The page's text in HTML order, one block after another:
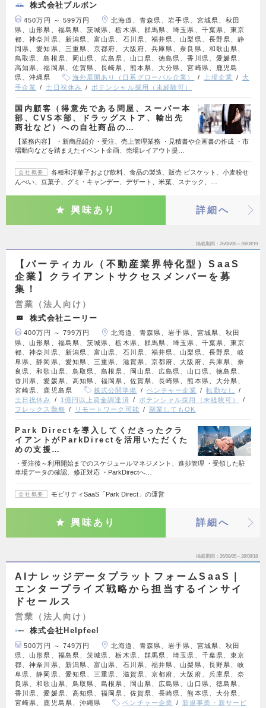
株式会社ブルボン
450万円 ～ 599万円
北海道、青森県、岩手県、宮城県、秋田
県、山形県、福島県、茨城県、栃木県、群馬県、埼玉県、千葉県、東京
都、神奈川県、新潟県、富山県、石川県、福井県、山梨県、長野県、静
岡県、愛知県、三重県、京都府、大阪府、兵庫県、奈良県、和歌山県、
鳥取県、島根県、岡山県、広島県、山口県、徳島県、香川県、愛媛県、
高知県、福岡県、佐賀県、長崎県、熊本県、大分県、宮崎県、鹿児島
県、沖縄県
海外展開あり（日系グローバル企業） 上場企業
大
手企業
土日祝休み ポテンシャル採用（未経験可）
国内顧客（得意先である問屋、スーパー本
部、CVS本部、ドラッグストア、輸出先
商社など）への自社商品の…
【業務内容】 ・新商品紹介・受注、売上管理業務 ・見積書や企画書の作成 ・市
場動向などを踏まえたイベント企画、売場レイアウト提…
会社概要
各種和洋菓子および飲料、食品の製造、販売 ビスケット、小麦粉せ
んべい、豆菓子、グミ・キャンデー、デザート、米菓、スナック、…
興味あり 詳細へ
掲載期間 26/08/06～26/08/19
【バーティカル（不動産業界特化型）SaaS
企業】クライアントサクセスメンバーを募
集！
営業（法人向け）
株式会社ニーリー
400万円 ～ 799万円
北海道、青森県、岩手県、宮城県、秋田
県、山形県、福島県、茨城県、栃木県、群馬県、埼玉県、千葉県、東京
都、神奈川県、新潟県、富山県、石川県、福井県、山梨県、長野県、岐
阜県、静岡県、愛知県、三重県、滋賀県、京都府、大阪府、兵庫県、奈
良県、和歌山県、鳥取県、島根県、岡山県、広島県、山口県、徳島県、
香川県、愛媛県、高知県、福岡県、佐賀県、長崎県、熊本県、大分県、
宮崎県、鹿児島県
株式公開準備 ベンチャー企業
転勤なし
土日祝休み
1億円以上資金調達済
ポテンシャル採用（未経験可）
フレックス勤務
リモートワーク可能 副業してもOK
Park Directを導入してくださったクラ
イアントがParkDirectを活用いただくた
めの支援…
・受注後～利用開始までのスケジュールマネジメント、進捗管理 ・受領した駐
車場データの確認、修正対応 ・ParkDirectへ…
会社概要 モビリティSaaS「Park Direct」の運営
興味あり 詳細へ
掲載期間 26/08/05～26/08/18
AIナレッジデータプラットフォームSaaS｜
エンタープライズ戦略から担当するインサイ
ドセールス
営業（法人向け）
株式会社Helpfeel
500万円 ～ 749万円
北海道、青森県、岩手県、宮城県、秋田
県、山形県、福島県、茨城県、栃木県、群馬県、埼玉県、千葉県、東京
都、神奈川県、新潟県、富山県、石川県、福井県、山梨県、長野県、岐
阜県、静岡県、愛知県、三重県、滋賀県、京都府、大阪府、兵庫県、奈
良県、和歌山県、鳥取県、島根県、岡山県、広島県、山口県、徳島県、
香川県、愛媛県、高知県、福岡県、佐賀県、長崎県、熊本県、大分県、
宮崎県、鹿児島県、沖縄県
ベンチャー企業
新規事業・新サービ